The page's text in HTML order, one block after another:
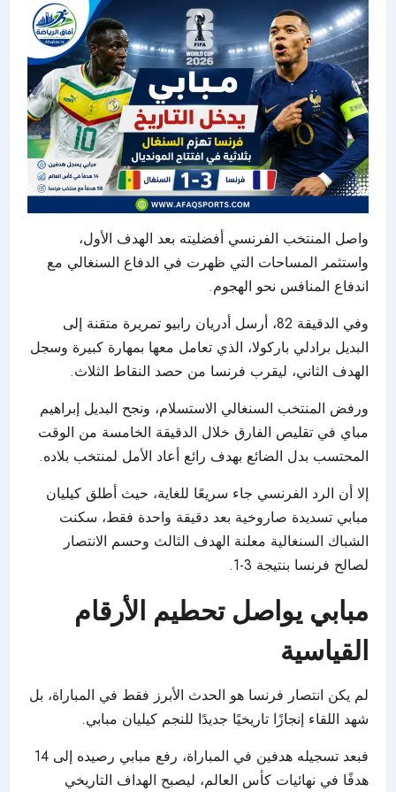
واصل المنتخب الفرنسي أفضليته بعد الهدف الأول،
واستثمر المساحات التي ظهرت في الدفاع السنغالي مع
اندفاع المنافس نحو الهجوم.
وفي الدقيقة 82، أرسل أدريان رابيو تمريرة متقنة إلى
البديل برادلي باركولا، الذي تعامل معها بمهارة كبيرة وسجل
الهدف الثاني، ليقرب فرنسا من حصد النقاط الثلاث.
ورفض المنتخب السنغالي الاستسلام، ونجح البديل إبراهيم
مباي في تقليص الفارق خلال الدقيقة الخامسة من الوقت
المحتسب بدل الضائع بهدف رائع أعاد الأمل لمنتخب بلاده.
إلا أن الرد الفرنسي جاء سريعًا للغاية، حيث أطلق كيليان
مبابي تسديدة صاروخية بعد دقيقة واحدة فقط، سكنت
الشباك السنغالية معلنة الهدف الثالث وحسم الانتصار
لصالح فرنسا بنتيجة 3-1.
مبابي يواصل تحطيم الأرقام
القياسية
لم يكن انتصار فرنسا هو الحدث الأبرز فقط في المباراة، بل
شهد اللقاء إنجازًا تاريخيًا جديدًا للنجم كيليان مبابي.
فبعد تسجيله هدفين في المباراة، رفع مبابي رصيده إلى 14
هدفًا في نهائيات كأس العالم، ليصبح الهداف التاريخي